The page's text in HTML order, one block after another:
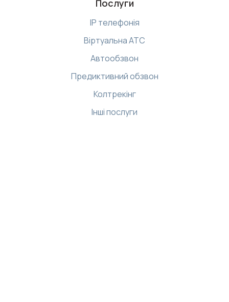
Послуги
IP телефонія
Віртуальна АТС
Автообзвон
Предиктивний обзвон
Колтрекінг
Інші послуги